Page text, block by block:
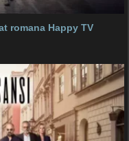
romana Happy TV